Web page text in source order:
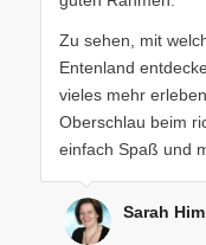
Zu sehen, mit
Entenland
vieles mehr
Oberschlau beim
einfach Spaß und
Sarah